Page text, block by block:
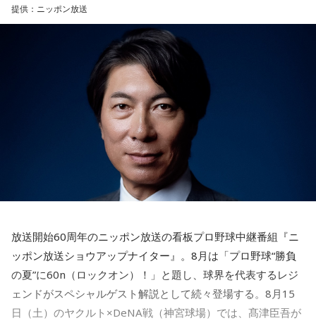
1． 鳩のぬいぐるみ
2． パスポートなどの身分証
3． 買ったばかりの乾電池
この心理テストでわかることは、追い詰められた時に出る、
あなたの「究極の裏の顔」です。
とっさに握りしめたものは、あなたが窮地で無意識に守ろう
とする「本当に大切なもの」を暗示しています。冷静ではい
られない極限の場面でこそ、普段は隠れているあなたの本性
鳩のぬいぐるみは「愛情」を暗示しています。あなたは追い
詰められても、自分より大切な誰かを思い浮かべる、利他的
なタイプ。窮地でこそ人にやさしくできる、あたたかい心の
持ち主です。ただ、自分を後回しにしすぎないよう気をつけ
てください。
提供：ニッポン放送
放送開始60周年のニッポン放送の看板プロ野球中継番組『ニ
ッポン放送ショウアップナイター』。8月は「プロ野球“勝負
の夏”に60n（ロックオン）！」と題し、球界を代表するレジ
ェンドがスペシャルゲスト解説として続々登場する。8月15
日（土）のヤクルト×DeNA戦（神宮球場）では、髙津臣吾が